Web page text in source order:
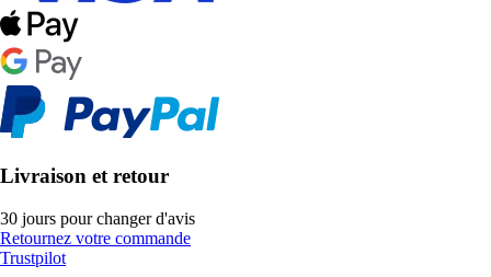
Livraison et retour
30 jours pour changer d'avis
Retournez votre commande
Trustpilot